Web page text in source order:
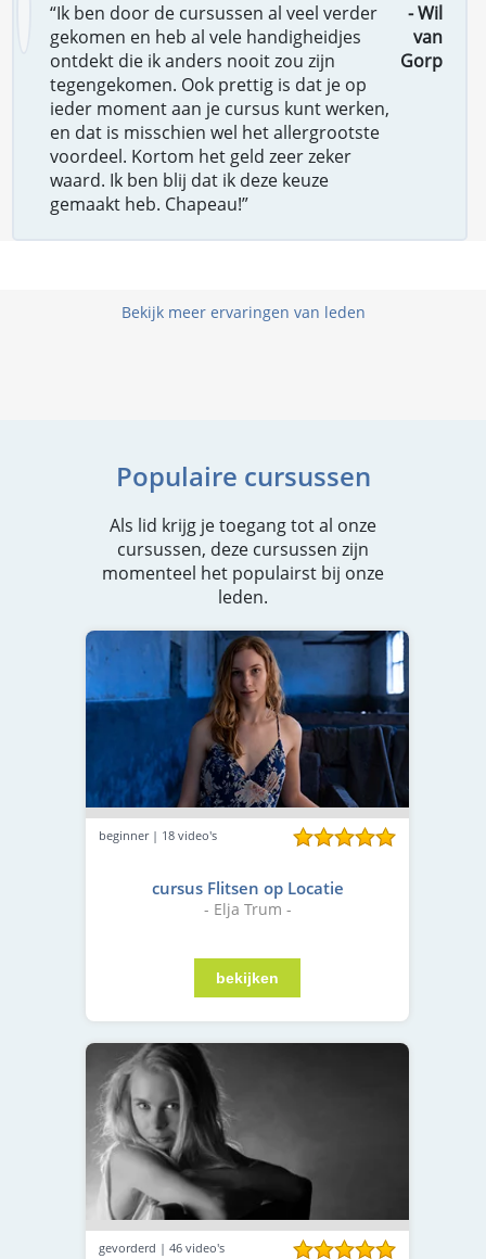
“Ik ben door de cursussen al veel verder
gekomen en heb al vele handigheidjes
ontdekt die ik anders nooit zou zijn
tegengekomen. Ook prettig is dat je op
ieder moment aan je cursus kunt werken,
en dat is misschien wel het allergrootste
voordeel. Kortom het geld zeer zeker
waard. Ik ben blij dat ik deze keuze
gemaakt heb. Chapeau!”
- Wil
van
Gorp
Bekijk meer ervaringen van leden
Populaire cursussen
Als lid krijg je toegang tot al onze
cursussen, deze cursussen zijn
momenteel het populairst bij onze
leden.
beginner | 18 video's
cursus Flitsen op Locatie
- Elja Trum -
gevorderd | 46 video's